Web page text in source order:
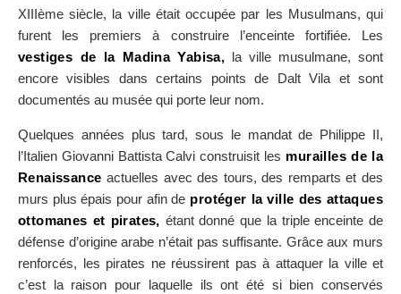
XIIIème siècle, la ville était occupée par les Musulmans, qui
furent les premiers à construire l’enceinte fortifiée. Les
vestiges de la Madina Yabisa, la ville musulmane, sont
encore visibles dans certains points de Dalt Vila et sont
documentés au musée qui porte leur nom.
Quelques années plus tard, sous le mandat de Philippe II,
l’Italien Giovanni Battista Calvi construisit les murailles de la
Renaissance actuelles avec des tours, des remparts et des
murs plus épais pour afin de protéger la ville des attaques
ottomanes et pirates, étant donné que la triple enceinte de
défense d’origine arabe n’était pas suffisante. Grâce aux murs
renforcés, les pirates ne réussirent pas à attaquer la ville et
c’est la raison pour laquelle ils ont été si bien conservés